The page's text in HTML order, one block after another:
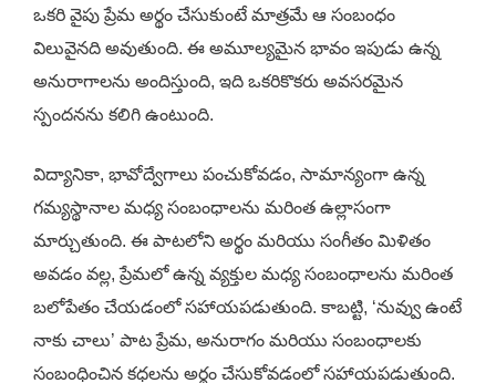
ఒకరి వైపు ప్రేమ అర్థం చేసుకుంటే మాత్రమే ఆ సంబంధం
విలువైనది అవుతుంది. ఈ అమూల్యమైన భావం ఇపుడు ఉన్న
అనురాగాలను అందిస్తుంది, ఇది ఒకరికొకరు అవసరమైన
స్పందనను కలిగి ఉంటుంది.
విద్యానికా, భావోద్వేగాలు పంచుకోవడం, సామాన్యంగా ఉన్న
గమ్యస్థానాల మధ్య సంబంధాలను మరింత ఉల్లాసంగా
మార్చుతుంది. ఈ పాటలోని అర్థం మరియు సంగీతం మిళితం
అవడం వల్ల, ప్రేమలో ఉన్న వ్యక్తుల మధ్య సంబంధాలను మరింత
బలోపేతం చేయడంలో సహాయపడుతుంది. కాబట్టి, ‘నువ్వు ఉంటే
నాకు చాలు’ పాట ప్రేమ, అనురాగం మరియు సంబంధాలకు
సంబంధించిన కధలను అర్థం చేసుకోవడంలో సహాయపడుతుంది.